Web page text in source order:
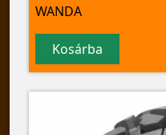
WANDA
Kosárba